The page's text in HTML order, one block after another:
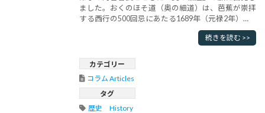
ました。おくのほそ道（奥の細道）は、芭蕉が崇拝
する西行の500回忌にあたる1689年（元禄2年）
に、門人の河合曾良を伴って江戸を発って、奥州、
北陸道を巡った紀行文です。全行程約600里（2400
って、元禄4年（1691年）に江戸に帰りました。西
行500･･･
続きを読む >>
カテゴリー
コラム Articles
タグ
歴史　History